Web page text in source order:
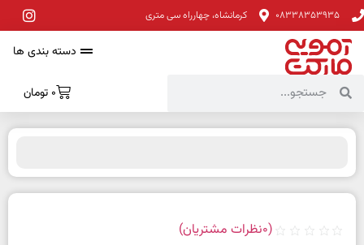
08338353935 کرمانشاه، چهارراه سی متری
دسته بندی ها
0 تومان
(
0نظرات مشتریان)